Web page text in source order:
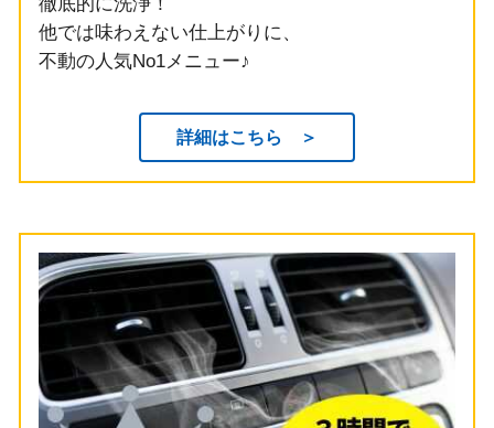
他では味わえない仕上がりに、
不動の人気No1メニュー♪
詳細はこちら ＞